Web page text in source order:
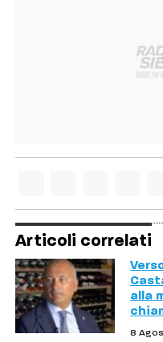
Articoli correlati
alla
8